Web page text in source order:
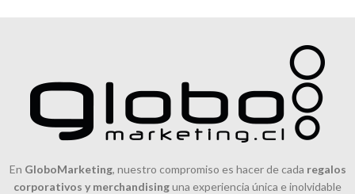
En GloboMarketing, nuestro compromiso es hacer de cada regalos
corporativos y merchandisinguna experiencia única e inolvidable